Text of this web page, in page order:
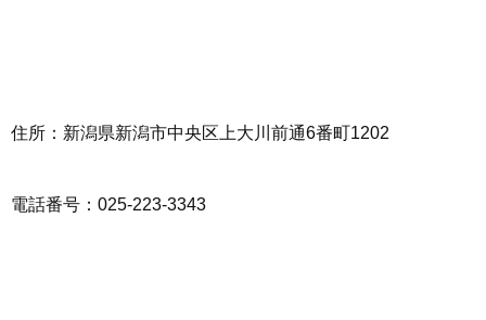
住所：新潟県新潟市中央区上大川前通6番町1202
電話番号：025-223-3343